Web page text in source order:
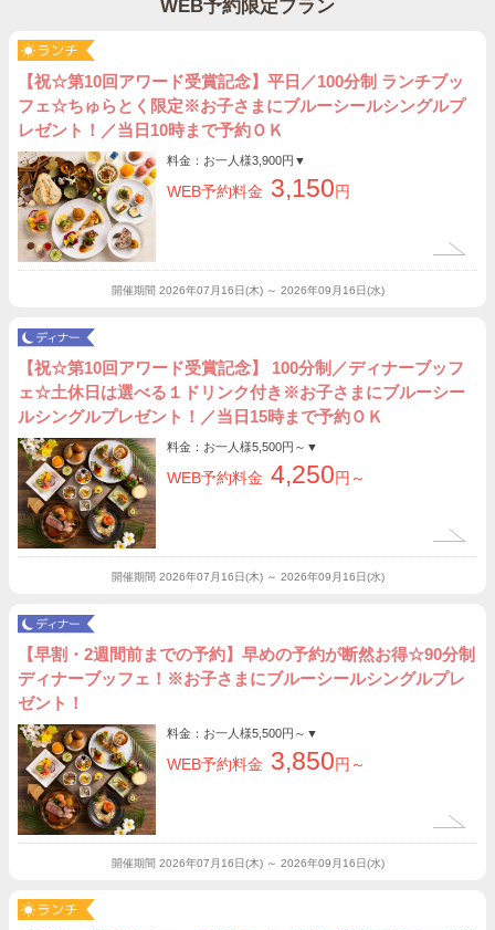
WEB予約限定プラン
【祝☆第10回アワード受賞記念】平日／100分制 ランチブッ
フェ☆ちゅらとく限定※お子さまにブルーシールシングルプ
レゼント！／当日10時まで予約ＯＫ
料金：お一人様3,900円 ▼
WEB予約料金 3,150円
開催期間 2026年07月16日(木) ～ 2026年09月16日(水)
【祝☆第10回アワード受賞記念】 100分制／ディナーブッフ
ェ☆土休日は選べる１ドリンク付き※お子さまにブルーシー
ルシングルプレゼント！／当日15時まで予約ＯＫ
料金：お一人様5,500円～ ▼
WEB予約料金 4,250円～
開催期間 2026年07月16日(木) ～ 2026年09月16日(水)
【早割・2週間前までの予約】早めの予約が断然お得☆90分制
ディナーブッフェ！※お子さまにブルーシールシングルプレ
ゼント！
料金：お一人様5,500円～ ▼
WEB予約料金 3,850円～
開催期間 2026年07月16日(木) ～ 2026年09月16日(水)